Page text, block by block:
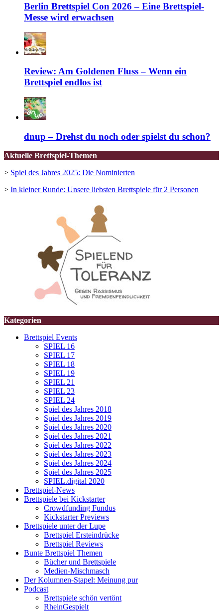
Berlin Brettspiel Con 2026 – Eine Brettspiel-
Messe wird erwachsen
Review: Am Goldenen Fluss – Wenn ein
Brettspiel endlos ist
dnup – Drehst du noch oder spielst du schon?
Aktuelle Brettspiel-Themen
> Spiel des Jahres 2025: Die Nominierten
> In kleiner Runde: Unsere liebsten Brettspiele für 2 Personen
Kategorien
Brettspiel Events
SPIEL 16
SPIEL 17
SPIEL 18
SPIEL 19
SPIEL 21
SPIEL 23
SPIEL 24
Spiel des Jahres 2018
Spiel des Jahres 2019
Spiel des Jahres 2020
Spiel des Jahres 2021
Spiel des Jahres 2022
Spiel des Jahres 2023
Spiel des Jahres 2024
Spiel des Jahres 2025
SPIEL.digital 2020
Brettspiel-News
Brettspiele bei Kickstarter
Crowdfunding Fundus
Kickstarter Previews
Brettspiele unter der Lupe
Brettspiel Ersteindrücke
Brettspiel Reviews
Bunte Brettspiel Themen
Bücher und Brettspiele
Medien-Mischmasch
Der Kolumnen-Stapel: Meinung pur
Podcast
Brettspiele schön vertönt
RheinGespielt